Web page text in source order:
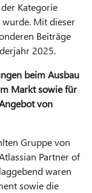
Kategorie
Mit dieser
Beiträge
2025.
beim Ausbau
Markt sowie für
von
Gruppe von
Partner of
waren
sowie die